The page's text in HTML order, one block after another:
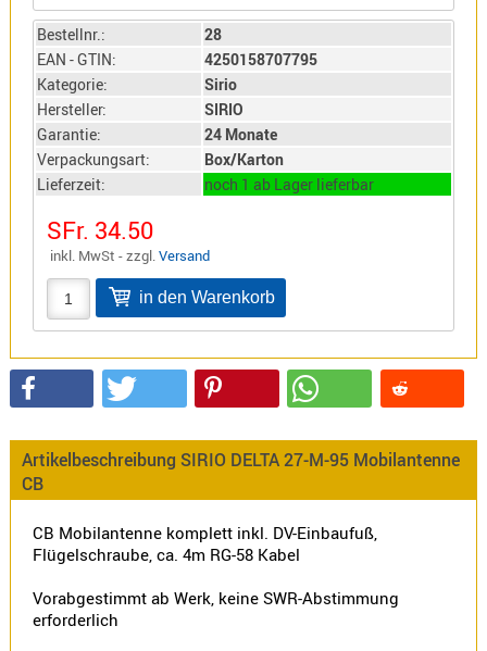
Sirio
Norm
Norm
Bestellnr.:
28
EAN - GTIN:
4250158707795
Kategorie:
Sirio
Hersteller:
SIRIO
Garantie:
24 Monate
Verpackungsart:
Box/Karton
Lieferzeit:
noch 1 ab Lager lieferbar
SFr. 34.50
inkl. MwSt - zzgl.Versand
Artikelbeschreibung SIRIO DELTA 27-M-95 Mobilantenne
CB
CB Mobilantenne komplett inkl. DV-Einbaufuß,
Flügelschraube, ca. 4m RG-58 Kabel
Vorabgestimmt ab Werk, keine SWR-Abstimmung
erforderlich